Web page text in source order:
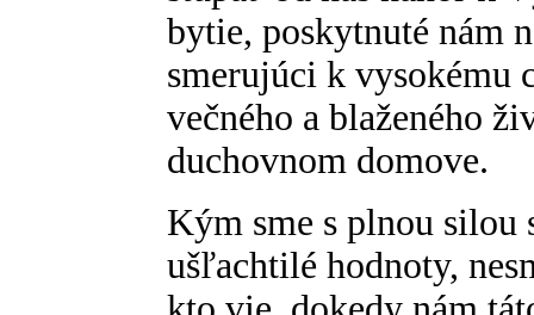
bytie, poskytnuté nám
smerujúci k vysokému
večného a blaženého
duchovnom domove.
Kým sme s plnou silou
ušľachtilé hodnoty,